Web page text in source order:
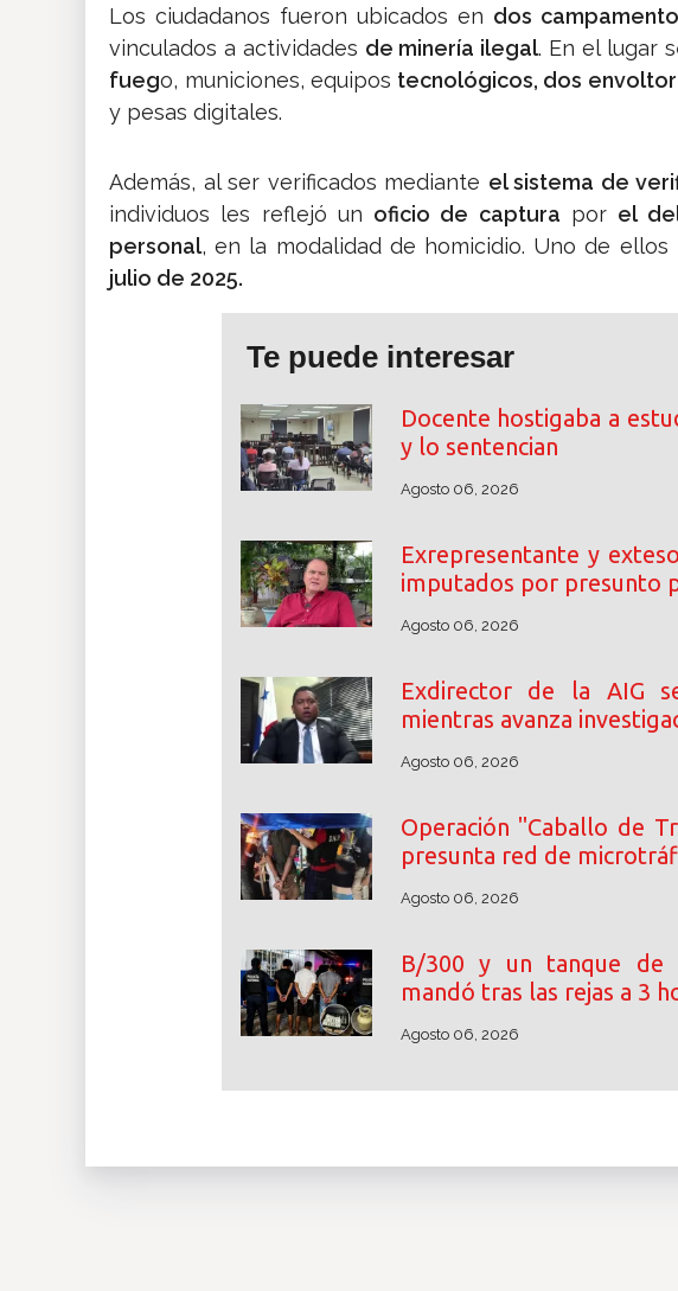
Los ciudadanos fueron ubicados en dos
vinculados a actividades de minería ilegal. En el lugar s
fuego, municiones, equipos tecnológicos, dos
y pesas digitales.
Además, al ser verificados mediante el sistema de
individuos les reflejó un oficio de captura por el
personal, en la modalidad de homicidio. Uno de
julio de 2025.
Te puede interesar
Docente hostigaba a
y lo sentencian
Agosto 06, 2026
Exrepresentante y
imputados por presunto
Agosto 06, 2026
Exdirector de la AIG
mientras avanza
Agosto 06, 2026
Operación "Caballo de
presunta red de
Agosto 06, 2026
B/300 y un tanque de
mandó tras las rejas a 3
Agosto 06, 2026